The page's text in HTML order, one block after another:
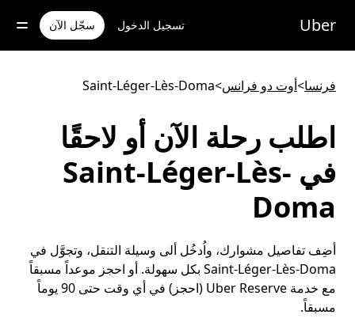
للوصول
المحتوى
Uber تسجيل الدخول سجّل الآن
فرنسا>أوت دو فرانس>
Saint-Léger-Lès-Doma
اطلب رحلة الآن أو لاحقًا
في Saint-Léger-Lès-
Doma
أضِف تفاصيل مشوارك، واُدخُل ألى وسيلة التنقل، وتجوَّل في
Saint-Léger-Lès-Doma بكل سهولة. أو احجز موعداً مسبقاً
مع خدمة Uber Reserve (احجز) في أي وقت حتى 90 يوماً
مسبقاً.